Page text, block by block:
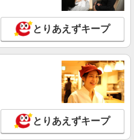
金10万円支給(規定有) お友達
センティブ支給(規定有) ゜・。
○。・゜+゜
市の家電量販店
詳細を見る
NEW
電販売スタッフ
市
とりあえずキープ
とりあえずキープ